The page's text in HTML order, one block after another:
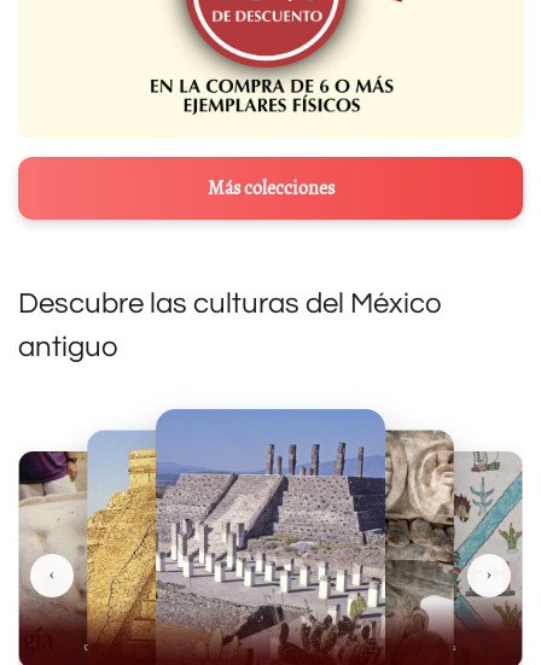
Más colecciones
Descubre las culturas del México
antiguo
Mexicas
Olmecas
‹ ›